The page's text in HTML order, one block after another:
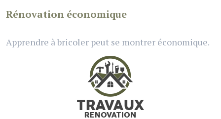
Rénovation économique
Apprendre à bricoler peut se montrer économique.